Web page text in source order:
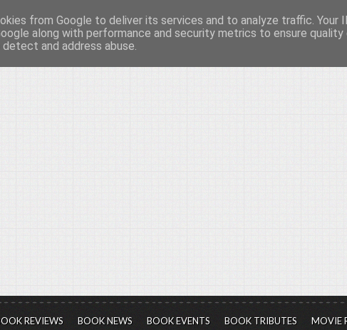
των Τεχνών...
για να μιλάμε για τον πολιτισμό, σε κάθε του μορφή και
REVIEWS BOOK NEWS BOOK EVENTS BOOK TRIBUTES MOVIE
from Google to deliver its services and to analyze traffic. Your
along with performance and security metrics to ensure
and address abuse.